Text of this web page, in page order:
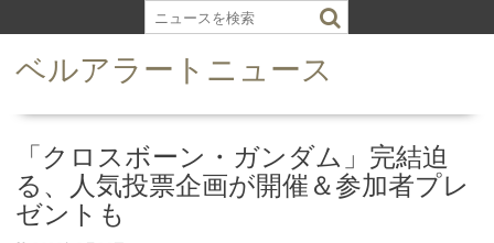
k
ベルアラートニュース
「クロスボーン・ガンダム」完結迫
る、人気投票企画が開催＆参加者プレ
ゼントも